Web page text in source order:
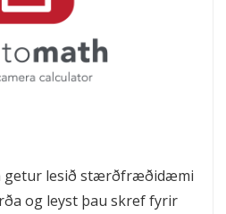
getur lesið stærðfræðidæmi
og leyst þau skref fyrir